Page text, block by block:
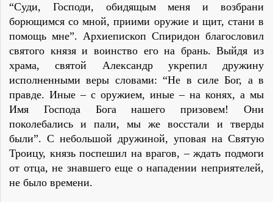
“Суди, Господи, обидящым меня и возбрани
борющимся со мной, приими оружие и щит, стани в
помощь мне”. Архиепископ Спиридон благословил
святого князя и воинство его на брань. Выйдя из
храма, святой Александр укрепил дружину
исполненными веры словами: “Не в силе Бог, а в
правде. Иные – с оружием, иные – на конях, а мы
Имя Господа Бога нашего призовем! Они
поколебались и пали, мы же восстали и тверды
были”. С небольшой дружиной, уповая на Святую
Троицу, князь поспешил на врагов, – ждать подмоги
от отца, не знавшего еще о нападении неприятелей,
не было времени.